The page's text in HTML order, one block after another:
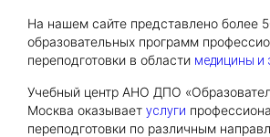
На нашем сайте представлено более
образовательных программ
переподготовки в области медицины и
Учебный центр АНО ДПО
Москва оказывает услуги
переподготовки по различным
Даю согласие наобработку
данных иe-mail рассылку
Получить
Даю согласие на обработку
данных иe-mail рассылку